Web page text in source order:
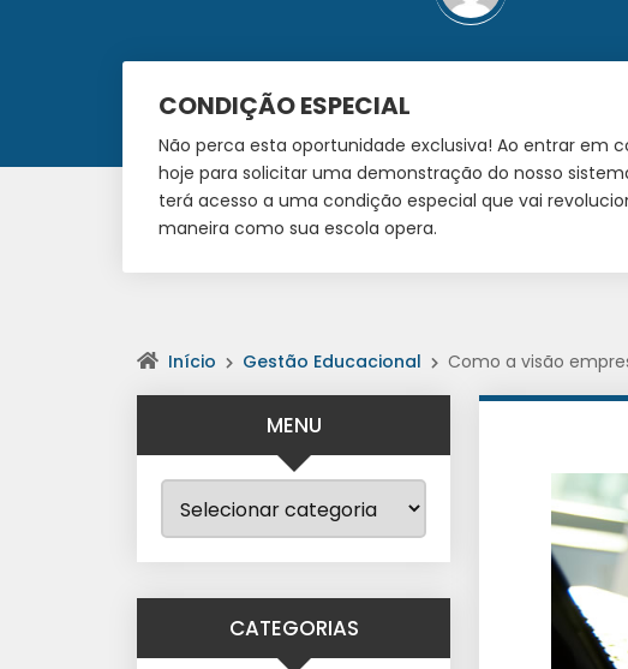
CONDIÇÃO ESPECIAL
Não perca esta oportunidade exclusiva! Ao entrar em
hoje para solicitar uma demonstração do nosso
terá acesso a uma condição especial que vai
maneira como sua escola opera.
Início Gestão Educacional Como a visão
MENU
CATEGORIAS